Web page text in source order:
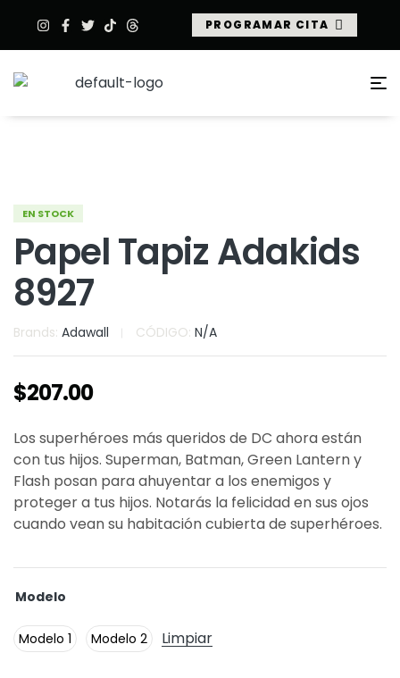
PROGRAMAR CITA
EN STOCK
Papel Tapiz Adakids
8927
Brands: Adawall CÓDIGO: N/A
$207.00
Los superhéroes más queridos de DC ahora están
con tus hijos. Superman, Batman, Green Lantern y
Flash posan para ahuyentar a los enemigos y
proteger a tus hijos. Notarás la felicidad en sus ojos
cuando vean su habitación cubierta de superhéroes.
Modelo
Modelo 1 Modelo 2 Limpiar